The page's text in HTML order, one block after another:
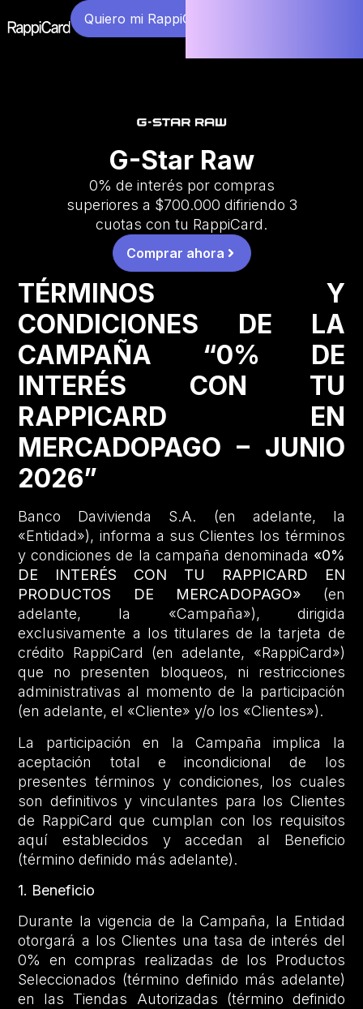
Quiero mi RappiCard
G-Star Raw
0% de interés por compras
superiores a $700.000 difiriendo 3
cuotas con tu RappiCard.
Comprar ahora
TÉRMINOS Y
CONDICIONES DE LA
CAMPAÑA “0% DE
INTERÉS CON TU
RAPPICARD EN
MERCADOPAGO – JUNIO
2026”
Banco Davivienda S.A. (en adelante, la
«Entidad»), informa a sus Clientes los términos
y condiciones de la campaña denominada «0%
DE INTERÉS CON TU RAPPICARD EN
PRODUCTOS DE MERCADOPAGO» (en
adelante, la «Campaña»), dirigida
exclusivamente a los titulares de la tarjeta de
crédito RappiCard (en adelante, «RappiCard»)
que no presenten bloqueos, ni restricciones
administrativas al momento de la participación
(en adelante, el «Cliente» y/o los «Clientes»).
La participación en la Campaña implica la
aceptación total e incondicional de los
presentes términos y condiciones, los cuales
son definitivos y vinculantes para los Clientes
de RappiCard que cumplan con los requisitos
aquí establecidos y accedan al Beneficio
(término definido más adelante).
1. Beneficio
Durante la vigencia de la Campaña, la Entidad
otorgará a los Clientes una tasa de interés del
0% en compras realizadas de los Productos
Seleccionados (término definido más adelante)
en las Tiendas Autorizadas (término definido